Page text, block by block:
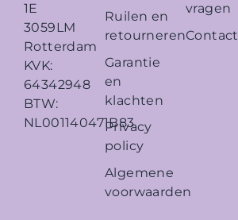
1E
3059LM
Rotterdam
KVK:
64342948
BTW:
NL001140471B83
Ruilen en
retourneren
Garantie
en
klachten
Privacy
policy
Algemene
voorwaarden
vragen
Contact